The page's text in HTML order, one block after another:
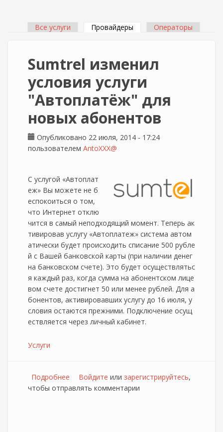
Все услуги Провайдеры (активная вкладка)
Операторы
Sumtrel изменил
условия услуги
"Автоплатёж" для
новых абонентов
Опубликовано 22 июля, 2014 - 17:24
пользователем AntoXXX@
С услугой «Автоплат
еж» Вы можете не б
еспокоиться о том,
что Интернет отклю
чится в самый неподходящий момент. Теперь ак
тивировав услугу «Автоплатеж» система автом
атически будет происходить списание 500 рубле
й с Вашей банковской карты (при наличии денег
на банковском счете). Это будет осуществлятьс
я каждый раз, когда сумма на абонентском лице
вом счете достигнет 50 или менее рублей. Для а
бонентов, активировавших услугу до 16 июля, у
словия остаются прежними. Подключение осущ
ествляется через личный кабинет.
Услуги
Подробнее о Sumtrel изменил условия услуги
"Автоплатёж" для новых абонентов
Войдите или зарегистрируйтесь,
чтобы отправлять комментарии